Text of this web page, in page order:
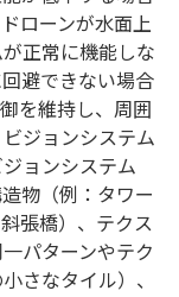
ローンが水面上
正常に機能しな
避できない場合
を維持し、周囲
ジョンシステム
ョンシステム
物（例：タワー
張橋）、テクス
パターンやテク
さなタイル）、